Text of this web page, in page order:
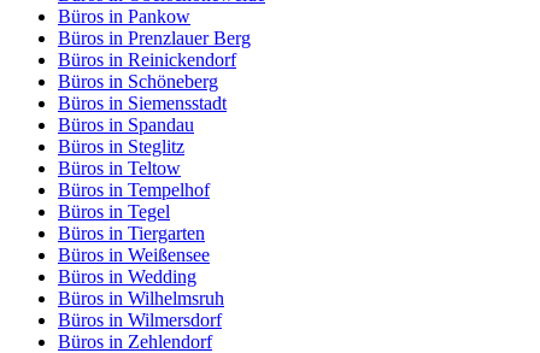
Büros in Pankow
Büros in Prenzlauer Berg
Büros in Reinickendorf
Büros in Schöneberg
Büros in Siemensstadt
Büros in Spandau
Büros in Steglitz
Büros in Teltow
Büros in Tempelhof
Büros in Tegel
Büros in Tiergarten
Büros in Weißensee
Büros in Wedding
Büros in Wilhelmsruh
Büros in Wilmersdorf
Büros in Zehlendorf